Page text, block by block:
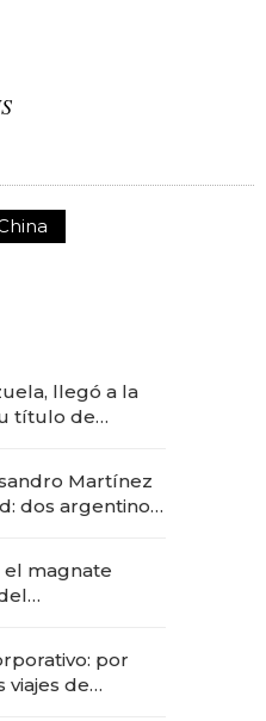
llegó a la
título de
premium"Martínez
dos argentinos
el magnate
por
viajes de